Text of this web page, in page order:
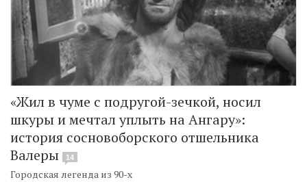
«Жил в чуме с подругой-зечкой, носил
шкуры и мечтал уплыть на Ангару»:
история сосновоборского отшельника
Валеры
14
Городская легенда из 90-х